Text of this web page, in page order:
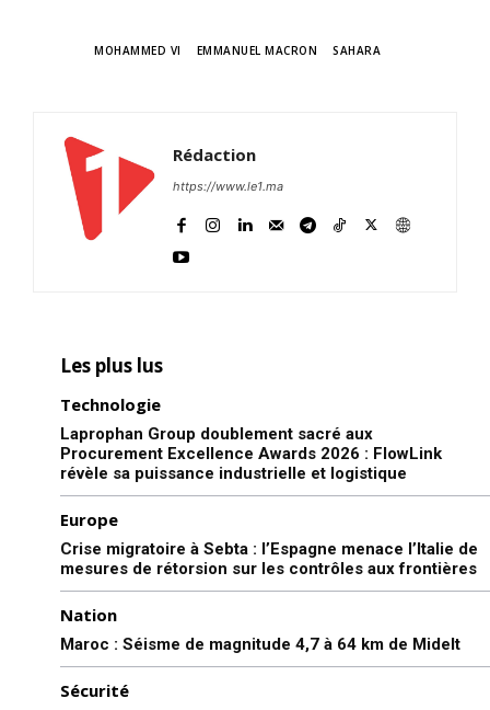
MOHAMMED VI EMMANUEL MACRON SAHARA
Rédaction
https://www.le1.ma
Les plus lus
Technologie
Laprophan Group doublement sacré aux
Procurement Excellence Awards 2026 : FlowLink
révèle sa puissance industrielle et logistique
Europe
Crise migratoire à Sebta : l’Espagne menace l’Italie de
mesures de rétorsion sur les contrôles aux frontières
Nation
Maroc : Séisme de magnitude 4,7 à 64 km de Midelt
Sécurité